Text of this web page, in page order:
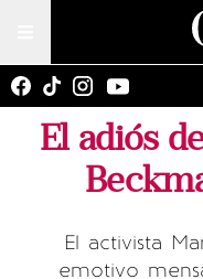
El adiós
El activista
emotivo